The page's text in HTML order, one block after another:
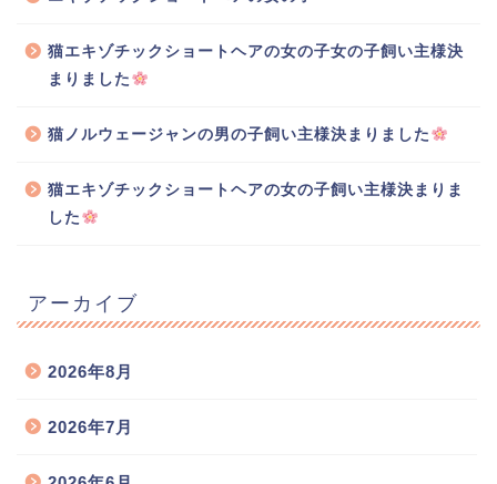
猫エキゾチックショートヘアの女の子女の子飼い主様決
まりました
猫ノルウェージャンの男の子飼い主様決まりました
猫エキゾチックショートヘアの女の子飼い主様決まりま
した
アーカイブ
2026年8月
2026年7月